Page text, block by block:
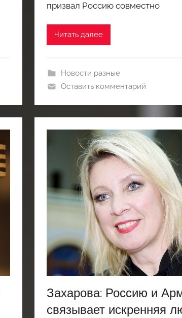
призвал Россию совместно
Читать далее
Новости разные
Оставить комментарий
Захарова: Россию и
связывает искренняя